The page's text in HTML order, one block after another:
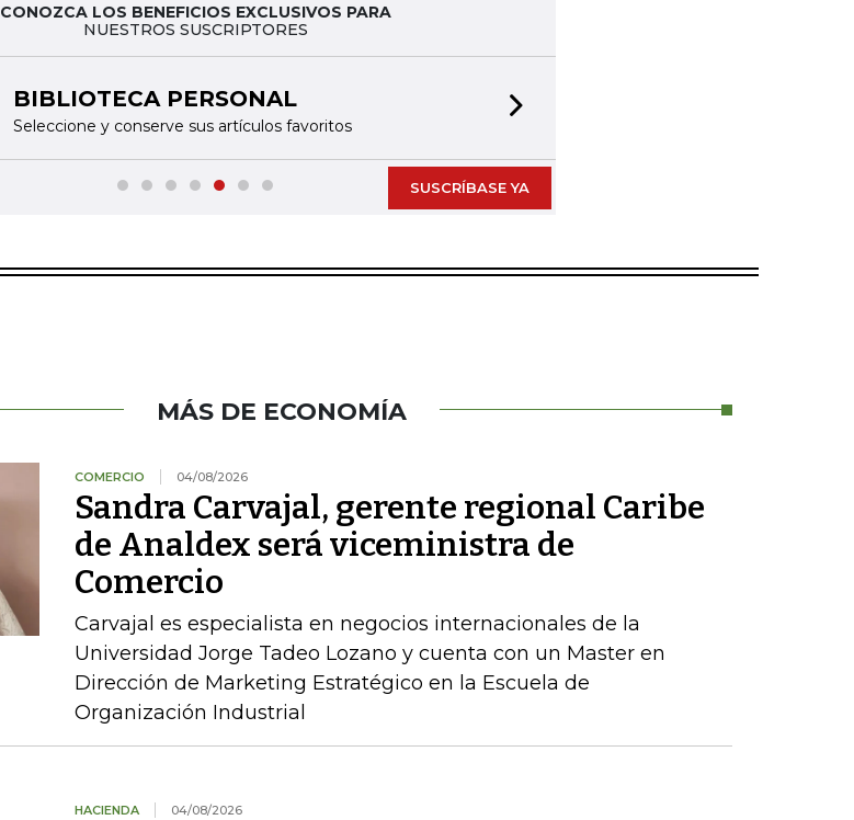
CONOZCA LOS BENEFICIOS EXCLUSIVOS PARA
NUESTROS SUSCRIPTORES
BIBLIOTECA PERSONAL
Seleccione y conserve sus artículos favoritos
SUSCRÍBASE YA
MÁS DE ECONOMÍA
COMERCIO 04/08/2026
Sandra Carvajal, gerente regional Caribe
de Analdex será viceministra de
Comercio
Carvajal es especialista en negocios internacionales de la
Universidad Jorge Tadeo Lozano y cuenta con un Master en
Dirección de Marketing Estratégico en la Escuela de
Organización Industrial
HACIENDA 04/08/2026